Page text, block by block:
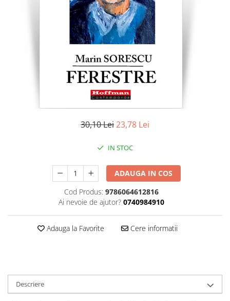
Publicistica / Reportaje / Interviuri
Sociologie si filozofie
30,10 Lei23,78 Lei
IN STOC
ADAUGA IN COS
Cod Produs: 9786064612816
Ai nevoie de ajutor? 0740984910
Adauga la Favorite Cere informatii
Descriere